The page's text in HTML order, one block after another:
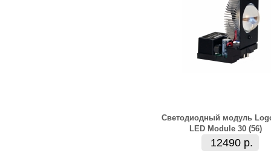
Cветодиодный модуль
LED Module 30 (56)
12490 р.